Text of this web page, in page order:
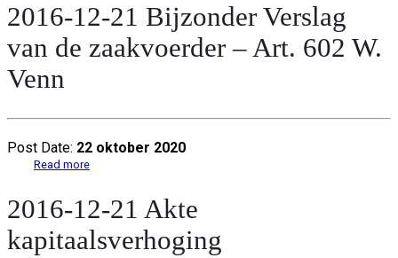
2016-12-21 Bijzonder Verslag
van de zaakvoerder – Art. 602 W.
Venn
Post Date: 22 oktober 2020
Read more
2016-12-21 Akte
kapitaalsverhoging